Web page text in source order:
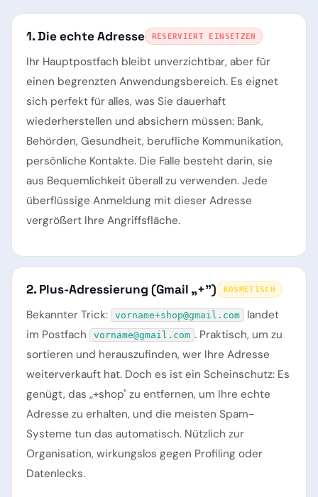
1. Die echte Adresse RESERVIERT EINSETZEN
Ihr Hauptpostfach bleibt unverzichtbar, aber für
einen begrenzten Anwendungsbereich. Es eignet
sich perfekt für alles, was Sie dauerhaft
wiederherstellen und absichern müssen: Bank,
Behörden, Gesundheit, berufliche Kommunikation,
persönliche Kontakte. Die Falle besteht darin, sie
aus Bequemlichkeit überall zu verwenden. Jede
überflüssige Anmeldung mit dieser Adresse
vergrößert Ihre Angriffsfläche.
2. Plus-Adressierung (Gmail „+") KOSMETISCH
Bekannter Trick: vorname+shop@gmail.com
landet
im Postfach
vorname@gmail.com . Praktisch, um zu
sortieren und herauszufinden, wer Ihre Adresse
weiterverkauft hat. Doch es ist ein Scheinschutz: Es
genügt, das „+shop" zu entfernen, um Ihre echte
Adresse zu erhalten, und die meisten Spam-
Systeme tun das automatisch. Nützlich zur
Organisation, wirkungslos gegen Profiling oder
Datenlecks.